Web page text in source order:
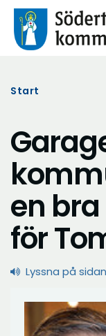
Start
en
för
Lyssna på sidan